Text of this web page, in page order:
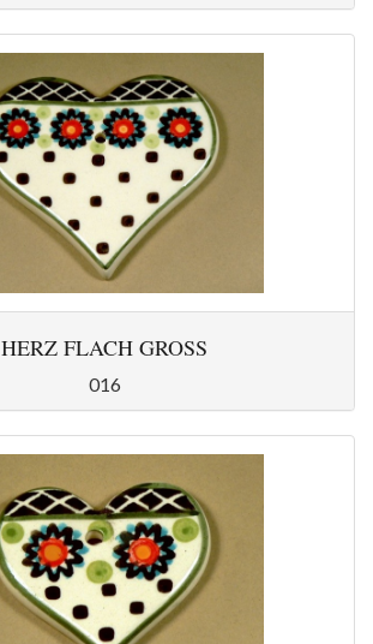
HERZ FLACH GROSS
016